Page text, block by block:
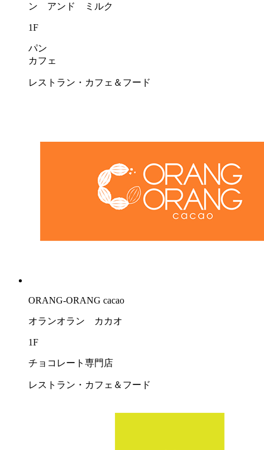
ン アンド ミルク
1F
パン
カフェ
レストラン・カフェ＆フード
ORANG-ORANG cacao
オランオラン カカオ
1F
チョコレート専門店
レストラン・カフェ＆フード